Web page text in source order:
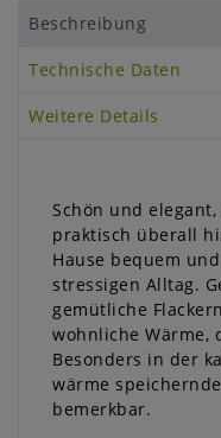
Beschreibung
Technische Daten
Weitere Details
Schön und
praktisch überall
Hause bequem
stressigen Alltag.
gemütliche
wohnliche Wärme,
Besonders in der
wärme
bemerkbar.